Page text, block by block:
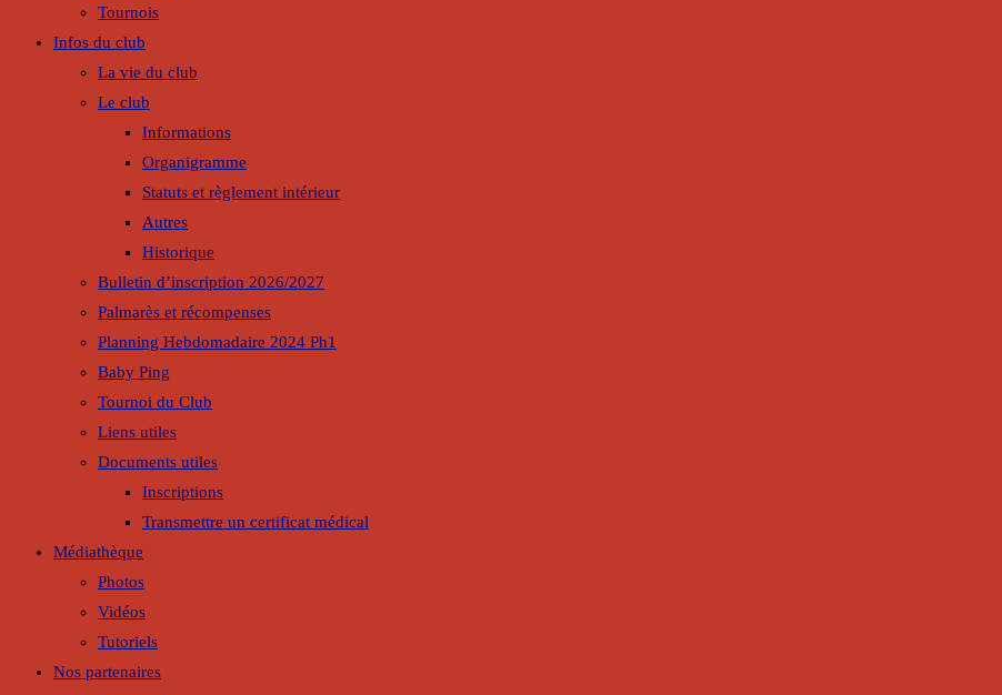
Tournois
Infos du club
La vie du club
Le club
Informations
Organigramme
Statuts et règlement intérieur
Autres
Historique
Bulletin d’inscription 2026/2027
Palmarès et récompenses
Planning Hebdomadaire 2024 Ph1
Baby Ping
Tournoi du Club
Liens utiles
Documents utiles
Inscriptions
Transmettre un certificat médical
Médiathèque
Photos
Vidéos
Tutoriels
Nos partenaires